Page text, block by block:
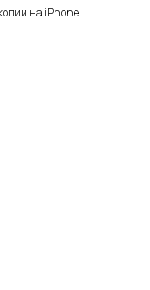
на iPhone